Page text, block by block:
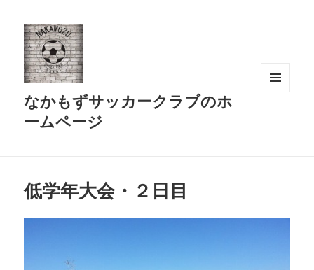
なかもずサッカークラブのホ
ームページ
低学年大会・２日目